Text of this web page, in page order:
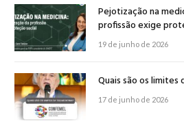
Pejotização na
profissão exige
19 de junho de 2026
Quais são os
17 de junho de 2026